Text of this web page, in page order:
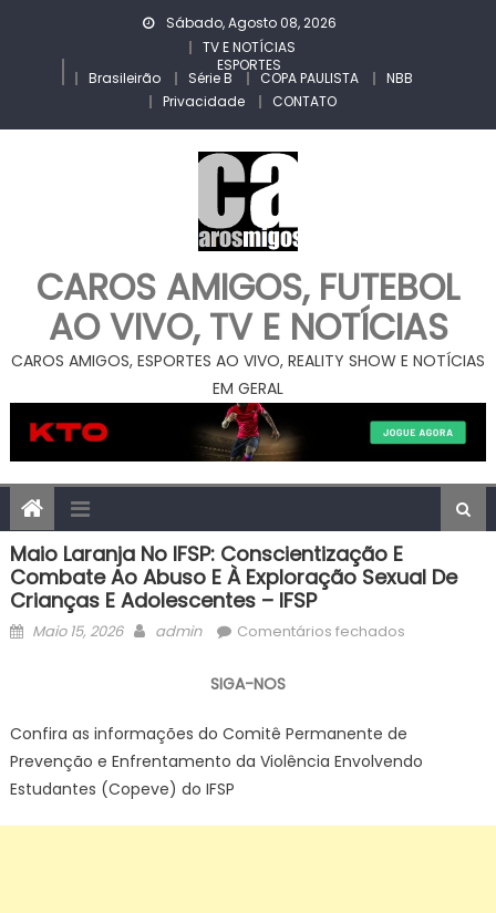
Sábado, Agosto 08, 2026
TV E NOTÍCIAS
ESPORTES
Brasileirão Série B COPA PAULISTA
NBB
Privacidade
CONTATO
CAROS AMIGOS, FUTEBOL
AO VIVO, TV E NOTÍCIAS
CAROS AMIGOS, ESPORTES AO VIVO, REALITY SHOW E NOTÍCIAS
EM GERAL
Maio Laranja No IFSP: Conscientização E
Combate Ao Abuso E À Exploração Sexual De
Crianças E Adolescentes – IFSP
Posted
Maio 15, 2026 Author
admin Comentários fechadosem
IFSP:
SIGA-NOS
Confira as informações do Comitê Permanente de
Prevenção e Enfrentamento da Violência Envolvendo
Estudantes (Copeve) do IFSP